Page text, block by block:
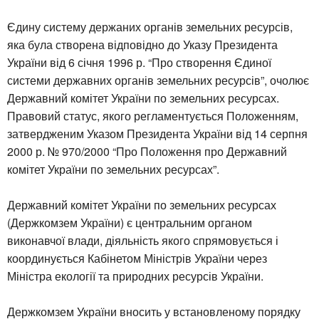
Єдину систему держаних органів земельних ресурсів,
яка була створена відповідно до Указу Президента
України від 6 січня 1996 р. “Про створення Єдиної
системи державних органів земельних ресурсів”, очолює
Державний комітет України по земельних ресурсах.
Правовий статус, якого регламентується Положенням,
затвердженим Указом Президента України від 14 серпня
2000 р. № 970/2000 “Про Положення про Державний
комітет України по земельних ресурсах”.
Державний комітет України по земельних ресурсах
(Держкомзем України) є центральним органом
виконавчої влади, діяльність якого спрямовується і
координується Кабінетом Міністрів України через
Міністра екології та природних ресурсів України.
Держкомзем України вносить у встановленому порядку